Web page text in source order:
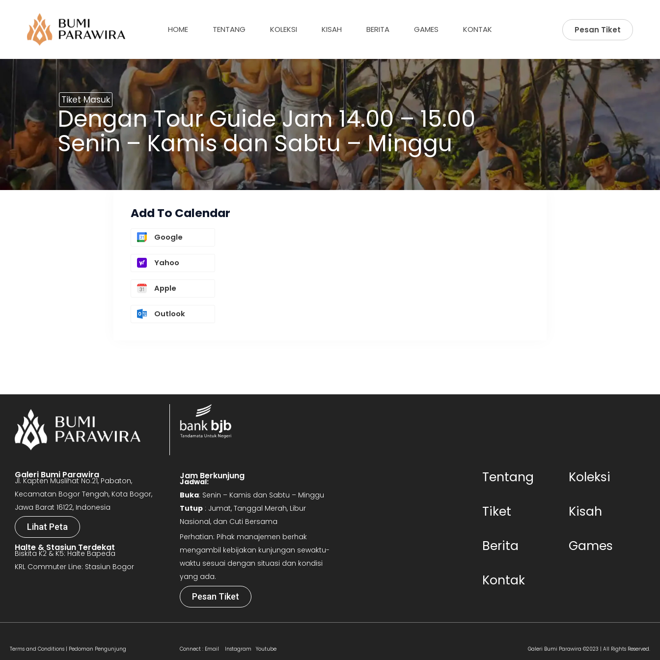
konten
HOME TENTANG KOLEKSI KISAH BERITA GAMES KONTAK Pesan Tiket
Tiket Masuk
Dengan Tour Guide Jam 14.00 – 15.00
Senin – Kamis dan Sabtu – Minggu
Add To Calendar
Google
Yahoo
Apple
Outlook
Galeri Bumi Parawira
Jl. Kapten Muslihat No.21, Pabaton,
Kecamatan Bogor Tengah, Kota Bogor,
Jawa Barat 16122, Indonesia
Lihat Peta
Halte & Stasiun Terdekat
Biskita K2 & K5: Halte Bapeda
KRL Commuter Line: Stasiun Bogor
Jam Berkunjung
Jadwal:
Buka: Senin – Kamis dan Sabtu – Minggu
Tutup : Jumat, Tanggal Merah, Libur
Nasional, dan Cuti Bersama
Perhatian: Pihak manajemen berhak
mengambil kebijakan kunjungan sewaktu-
waktu sesuai dengan situasi dan kondisi
yang ada.
Pesan Tiket
Tentang
Koleksi
Tiket
Kisah
Berita
Games
Kontak
Terms and Conditions | Pedoman Pengunjung Connect : Email Instagram Youtube Galeri Bumi Parawira ©2023 | All Rights Reserved.